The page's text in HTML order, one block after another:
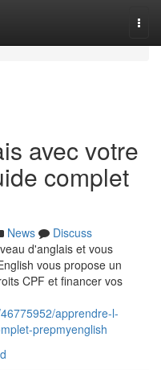
avec votre
complet
News
Discuss
d'anglais et vous
vous propose un
CPF et financer vos
apprendre-l-
prepmyenglish